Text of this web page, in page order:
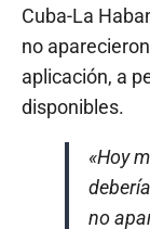
Cuba-La
no
aplicación, a
disponibles.
«Hoy
no